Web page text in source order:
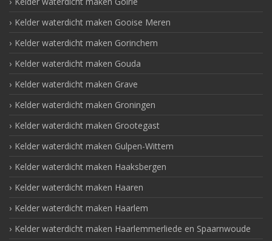
Kelder waterdicht maken Gooise Meren
Kelder waterdicht maken Gorinchem
Kelder waterdicht maken Gouda
Kelder waterdicht maken Grave
Kelder waterdicht maken Groningen
Kelder waterdicht maken Grootegast
Kelder waterdicht maken Gulpen-Wittem
Kelder waterdicht maken Haaksbergen
Kelder waterdicht maken Haaren
Kelder waterdicht maken Haarlem
Kelder waterdicht maken Haarlemmerliede en Spaarnwoude